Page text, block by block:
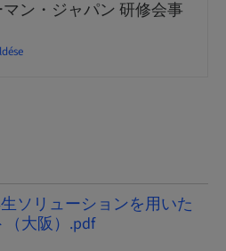
ン・ジャパン 研修会事
ソリューションを用いた
大阪）.pdf